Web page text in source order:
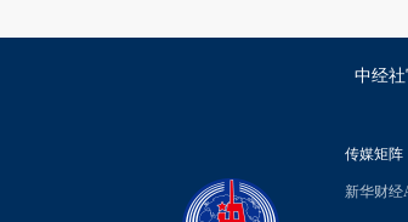
中经社
传媒矩阵
新华财经